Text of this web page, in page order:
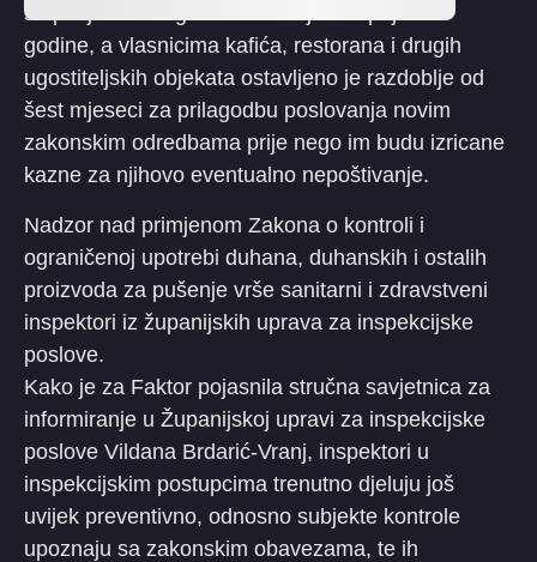
stupio je na snagu u Federaciji 13. lipnja ove
godine, a vlasnicima kafića, restorana i drugih
ugostiteljskih objekata ostavljeno je razdoblje od
šest mjeseci za prilagodbu poslovanja novim
zakonskim odredbama prije nego im budu izricane
kazne za njihovo eventualno nepoštivanje.
Nadzor nad primjenom Zakona o kontroli i
ograničenoj upotrebi duhana, duhanskih i ostalih
proizvoda za pušenje vrše sanitarni i zdravstveni
inspektori iz županijskih uprava za inspekcijske
poslove.
Kako je za Faktor pojasnila stručna savjetnica za
informiranje u Županijskoj upravi za inspekcijske
poslove Vildana Brdarić-Vranj, inspektori u
inspekcijskim postupcima trenutno djeluju još
uvijek preventivno, odnosno subjekte kontrole
upoznaju sa zakonskim obavezama, te ih